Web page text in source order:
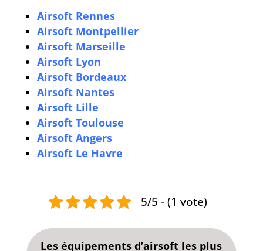
Airsoft Rennes
Airsoft Montpellier
Airsoft Marseille
Airsoft Lyon
Airsoft Bordeaux
Airsoft Nantes
Airsoft Lille
Airsoft Toulouse
Airsoft Angers
Airsoft Le Havre
5/5 - (1 vote)
Les équipements d’airsoft les plus